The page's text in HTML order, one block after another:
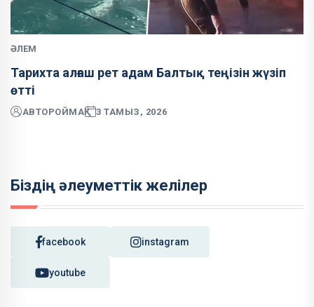
ӘЛЕМ
Тарихта алғаш рет адам Балтық теңізін жүзіп
өтті
АВТОРОЙМАҚ 3 ТАМЫЗ, 2026
Біздің әлеуметтік желілер
facebook instagram
youtube